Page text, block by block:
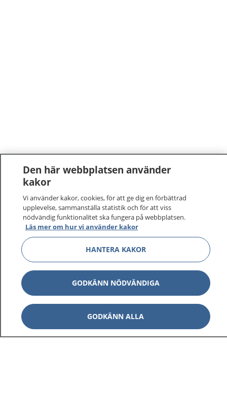
1177–tryggt om din hälsa och vård
På 1177.se får du råd om hälsa och information om
sjukdomar och vilka mottagningar du kan kontakta.
Logga in för att läsa din journal och göra dina
vårdärenden. Ring telefonnummer 1177 för
sjukvårdsrådgivning dygnet runt.
Den här webbplatsen använder
kakor
Vi använder kakor, cookies, för att ge dig en förbättrad
upplevelse, sammanställa statistik och för att viss
nödvändig funktionalitet ska fungera på webbplatsen.
Läs mer om hur vi använder kakor
HANTERA KAKOR
GODKÄNN NÖDVÄNDIGA
GODKÄNN ALLA